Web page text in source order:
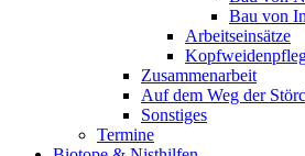
Bau von
Arbeitseinsätze
Zusammenarbeit
Auf dem Weg der
Sonstiges
Termine